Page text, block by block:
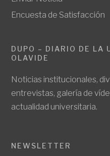
Encuesta de Satisfacción
DUPO – DIARIO DE LA
OLAVIDE
Noticias institucionales,
entrevistas, galería de
actualidad universitaria.
NEWSLETTER